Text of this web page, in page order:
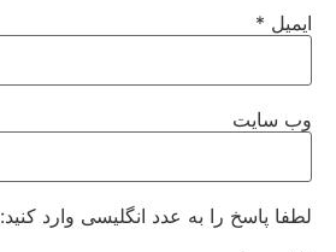
ایمیل *
وب‌ سایت
لطفا پاسخ را به عدد انگلیسی وارد کنید: